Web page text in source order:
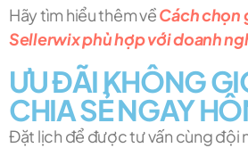
Hãy tìm hiểu thêm vềCách chọn
Sellerwix phù hợp với doanh
ƯU ĐÃI KHÔNG
CHIA SẺ NGAY
Đặt lịch để được tư vấn cùng đội